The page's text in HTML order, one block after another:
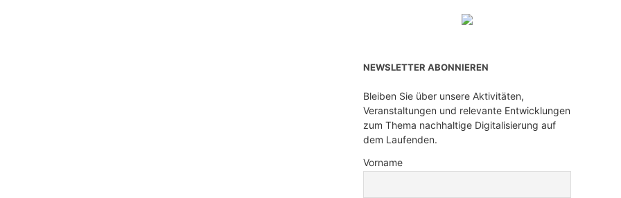
NEWSLETTER ABONNIEREN
Bleiben Sie über unsere Aktivitäten,
Veranstaltungen und relevante Entwicklungen
zum Thema nachhaltige Digitalisierung auf
dem Laufenden.
Vorname